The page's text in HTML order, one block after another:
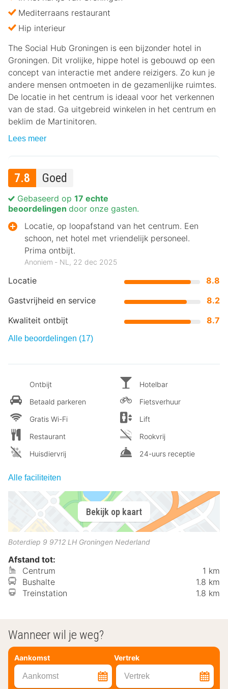
Mediterraans restaurant
Hip interieur
The Social Hub Groningen is een bijzonder hotel in
Groningen. Dit vrolijke, hippe hotel is gebouwd op een
concept van interactie met andere reizigers. Zo kun je
andere mensen ontmoeten in de gezamenlijke ruimtes.
De locatie in het centrum is ideaal voor het verkennen
van de stad. Ga uitgebreid winkelen in het centrum en
beklim de Martinitoren.
Lees meer
7.8 Goed
Locatie
8.8
Gastvrijheid en service
8.2
Kwaliteit ontbijt
8.7
Gebaseerd op 17 echte
beoordelingen door onze gasten.
Locatie, op loopafstand van het centrum. Een
schoon, net hotel met vriendelijk personeel.
Prima ontbijt.
Anoniem ‐ NL, 22 dec 2025
Alle beoordelingen (17)
Ontbijt
Betaald parkeren
Gratis Wi-Fi
Restaurant
Huisdiervrij
Hotelbar
Fietsverhuur
Lift
Rookvrij
24-uurs receptie
Alle faciliteiten
Bekijk op kaart
Boterdiep 9 9712 LH Groningen Nederland
Afstand tot:
Centrum
1 km
Bushalte
1.8 km
Treinstation
1.8 km
Wanneer wil je weg?
Aankomst Vertrek
Aankomst Vertrek